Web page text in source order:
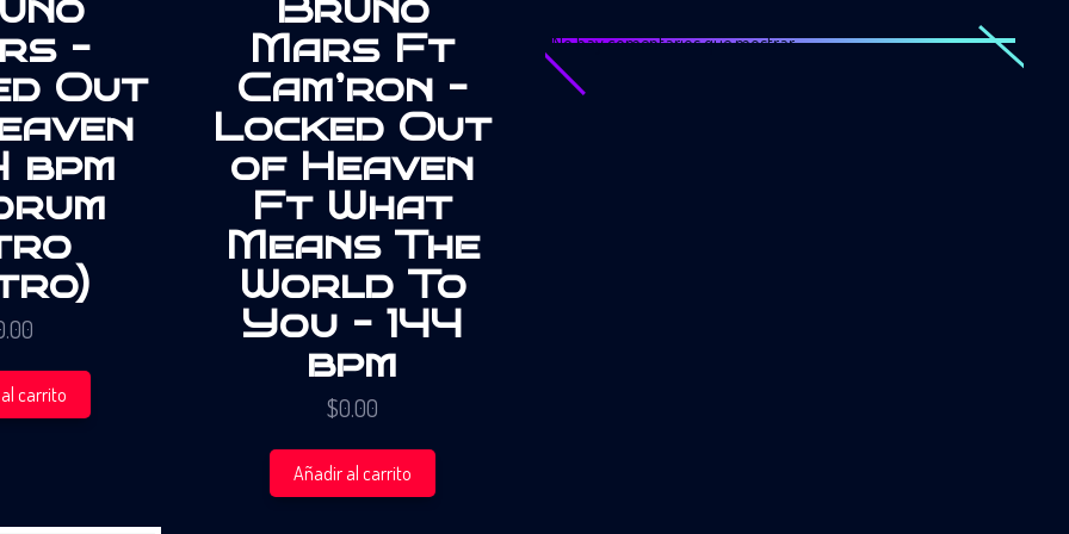
–
Out
bpm
carrito
Bruno
Mars Ft
Cam’ron –
Locked Out
of Heaven
Ft What
Means The
World To
You – 144
bpm
$0.00
Añadir al carrito
No hay comentarios que mostrar.